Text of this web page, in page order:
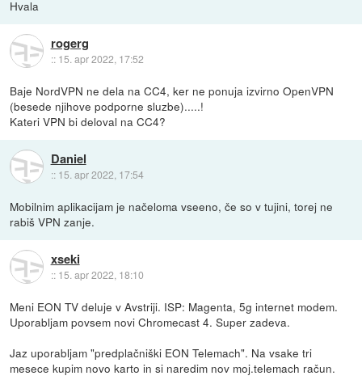
Hvala
rogerg
:: 15. apr 2022, 17:52
Baje NordVPN ne dela na CC4, ker ne ponuja izvirno OpenVPN
(besede njihove podporne sluzbe).....!
Kateri VPN bi deloval na CC4?
Daniel
:: 15. apr 2022, 17:54
Mobilnim aplikacijam je načeloma vseeno, če so v tujini, torej ne
rabiš VPN zanje.
xseki
:: 15. apr 2022, 18:10
Meni EON TV deluje v Avstriji. ISP: Magenta, 5g internet modem.
Uporabljam povsem novi Chromecast 4. Super zadeva.
Jaz uporabljam "predplačniški EON Telemach". Na vsake tri
mesece kupim novo karto in si naredim nov moj.telemach račun.